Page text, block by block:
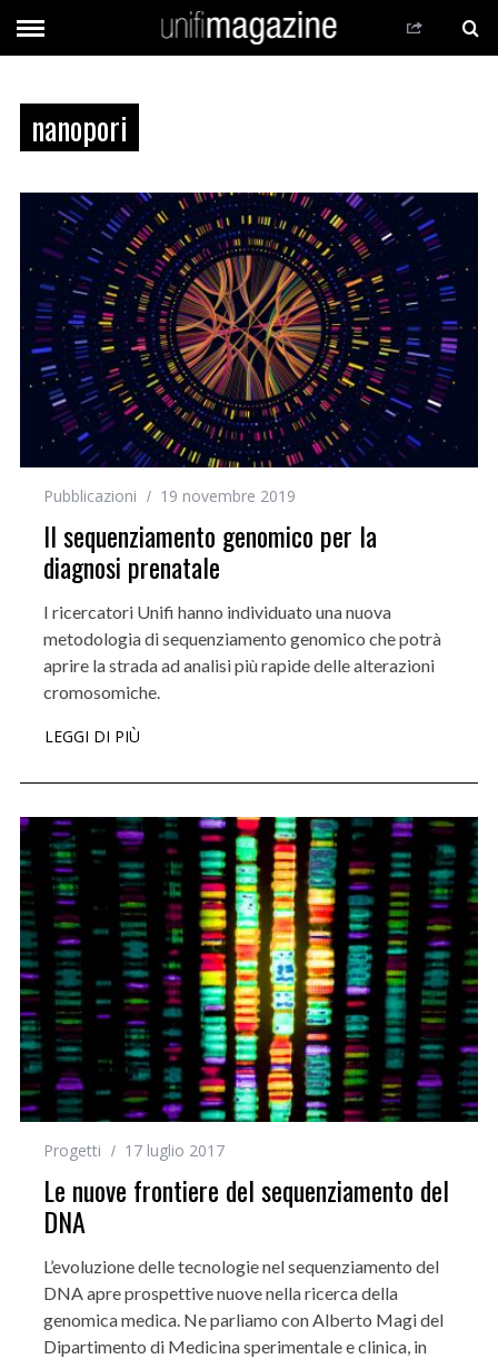
nanopori
Pubblicazioni 19 novembre 2019
Il sequenziamento genomico per la
diagnosi prenatale
I ricercatori Unifi hanno individuato una nuova
metodologia di sequenziamento genomico che potrà
aprire la strada ad analisi più rapide delle alterazioni
cromosomiche.
LEGGI DI PIÙ
Progetti 17 luglio 2017
Le nuove frontiere del sequenziamento del
DNA
L’evoluzione delle tecnologie nel sequenziamento del
DNA apre prospettive nuove nella ricerca della
genomica medica. Ne parliamo con Alberto Magi del
Dipartimento di Medicina sperimentale e clinica, in